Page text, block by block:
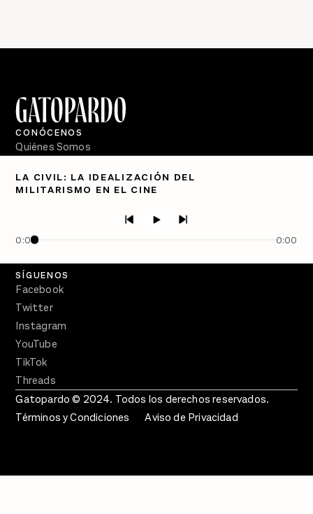
LA CIVIL: LA IDEALIZACIÓN DEL
MILITARISMO EN EL CINE
0:00 0:00
CONÓCENOS
Quiénes Somos
PÓDCASTS
Crecer en Distopía
SÍGUENOS
Facebook
Twitter
Instagram
YouTube
TikTok
Threads
Gatopardo © 2024. Todos los derechos reservados.
Términos y Condiciones
Aviso de Privacidad